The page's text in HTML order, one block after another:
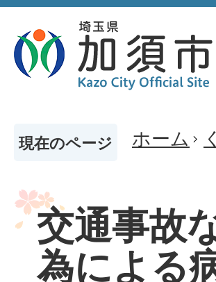
現在のページ ホーム
交通事故
為による